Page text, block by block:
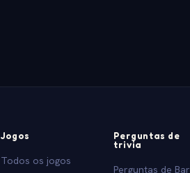
Jogos
Todos os jogos
Perguntas de
trivia
Perguntas de Bar